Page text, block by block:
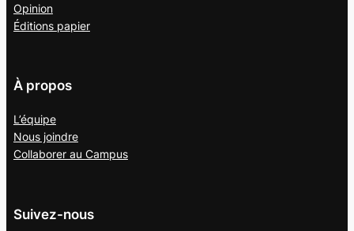
Opinion
Éditions papier
À propos
L’équipe
Nous joindre
Collaborer au Campus
Suivez-nous